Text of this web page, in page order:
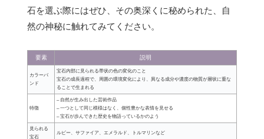
石を選ぶ際にはぜひ、その奥深くに秘められた、自
然の神秘に触れてみてください。
要素 説明
カラーバ
ンド
宝石内部に見られる帯状の色の変化のこと
宝石の成長過程で、周囲の環境変化により、異なる成分や濃度の物質が層状に重な
ることで生まれる
特徴
– 自然が生み出した芸術作品
– 一つとして同じ模様はなく、個性豊かな表情を見せる
– 宝石が歩んできた歴史を物語っているかのよう
見られる
宝石
ルビー、サファイア、エメラルド、トルマリンなど